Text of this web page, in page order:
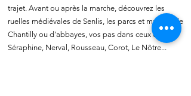
trajet. Avant ou après la marche, découvrez les
ruelles médiévales de Senlis, les parcs et musées de
Chantilly ou d'abbayes, vos pas dans ceux de
Séraphine, Nerval, Rousseau, Corot, Le Nôtre...